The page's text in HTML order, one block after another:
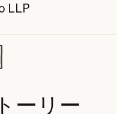
LLP
ーリー